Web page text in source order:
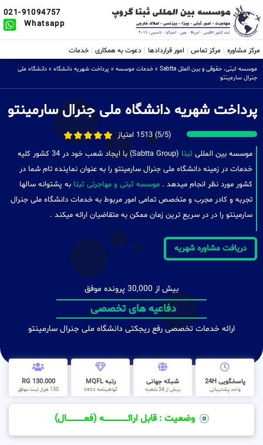
021-91094757
Whatsapp
مرکز مشاوره مرکز تماس امور قراردادها دعوت به همکاری خدمات
موسسه ثبتی، حقوقی و بین الملل Sabtta » خدمات موسسه » پرداخت شهریه دانشگاه » دانشگاه ملی
جنرال سارمینتو
پرداخت شهریه دانشگاه ملی جنرال سارمینتو
(5/5) 1513 امتیاز
موسسه بین المللی ثبتا
(Sabtta Group) با ایجاد شعب خود در 34 کشور کلیه
خدمات در زمینه دانشگاه ملی جنرال سارمینتو را به عنوان نماینده تام شما در
کشور مورد نظر انجام میدهد . موسسه ثبتی و مهاجرتی ثبتا به پشتوانه سالها
تجربه و کادر مجرب و متخصص تمامی امور مربوط به خدمات دانشگاه ملی جنرال
سارمینتو را در در سریع ترین زمان ممکن به متقاضیان ارائه میکند .
دریافت مشاوره شهریه
بیش از 30,000 پرونده موفق
دفاعیه های تخصصی
ارائه خدمات تخصصی رفع ریجکتی دانشگاه ملی جنرال سارمینتو
پاسخگویی 24H
واحد پشتیبانی
شبکه جهانی
بیش از 34 شعبه
رتبه MQFL
گواهینامه cess
130.000 RG
130 هزار ثبت موفق
وضعیت : قابل ارائــــــــــــــــــــه (فعـــــــــــــــال)